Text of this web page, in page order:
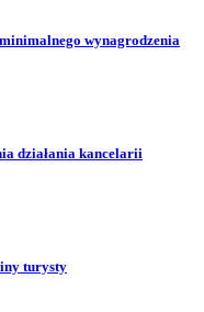
wynagrodzenia
działania kancelarii
turysty